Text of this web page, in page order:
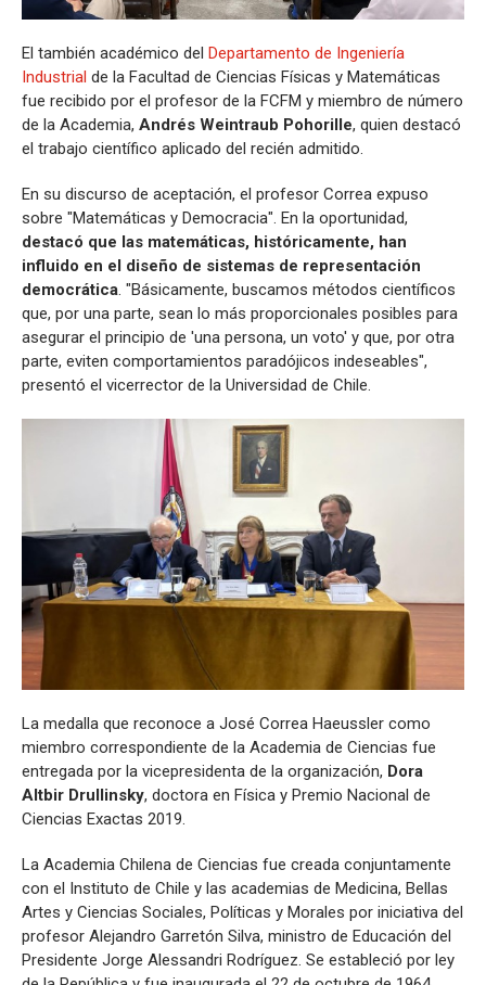
El también académico del Departamento de Ingeniería
Industrial de la Facultad de Ciencias Físicas y Matemáticas
fue recibido por el profesor de la FCFM y miembro de número
de la Academia, Andrés Weintraub Pohorille, quien destacó
el trabajo científico aplicado del recién admitido.
En su discurso de aceptación, el profesor Correa expuso
sobre "Matemáticas y Democracia". En la oportunidad,
destacó que las matemáticas, históricamente, han
influido en el diseño de sistemas de representación
democrática. "Básicamente, buscamos métodos científicos
que, por una parte, sean lo más proporcionales posibles para
asegurar el principio de 'una persona, un voto' y que, por otra
parte, eviten comportamientos paradójicos indeseables",
presentó el vicerrector de la Universidad de Chile.
La medalla que reconoce a José Correa Haeussler como
miembro correspondiente de la Academia de Ciencias fue
entregada por la vicepresidenta de la organización, Dora
Altbir Drullinsky, doctora en Física y Premio Nacional de
Ciencias Exactas 2019.
La Academia Chilena de Ciencias fue creada conjuntamente
con el Instituto de Chile y las academias de Medicina, Bellas
Artes y Ciencias Sociales, Políticas y Morales por iniciativa del
profesor Alejandro Garretón Silva, ministro de Educación del
Presidente Jorge Alessandri Rodríguez. Se estableció por ley